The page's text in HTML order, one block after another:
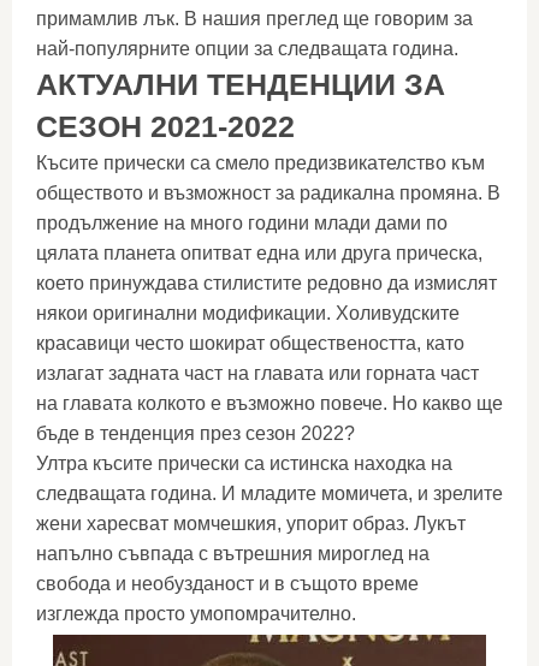
примамлив лък. В нашия преглед ще говорим за
най-популярните опции за следващата година.
АКТУАЛНИ ТЕНДЕНЦИИ ЗА
СЕЗОН 2021-2022
Късите прически са смело предизвикателство към
обществото и възможност за радикална промяна. В
продължение на много години млади дами по
цялата планета опитват една или друга прическа,
което принуждава стилистите редовно да измислят
някои оригинални модификации. Холивудските
красавици често шокират обществеността, като
излагат задната част на главата или горната част
на главата колкото е възможно повече. Но какво ще
бъде в тенденция през сезон 2022?
Ултра късите прически са истинска находка на
следващата година. И младите момичета, и зрелите
жени харесват момчешкия, упорит образ. Лукът
напълно съвпада с вътрешния мироглед на
свобода и необузданост и в същото време
изглежда просто умопомрачително.